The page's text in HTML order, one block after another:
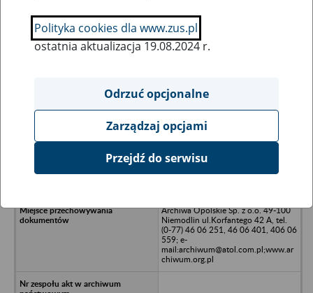
SZUKAJ
Ukryj wszystkie pozycje bazy
Międzykółkowa Baza Maszynowa w
Archiwa Opolskie Sp. z o.o. 49-100
Niemodlin ul.Korfantego 42 A, tel.
(0-77) 46 06 251, 46 06 401, 406 06
559; e-
mail:archiwum@atol.com.pl;www.ar
chiwum.org.pl
Polityka cookies dla www.zus.pl
ostatnia aktualizacja 19.08.2024 r.
Odrzuć opcjonalne
Zarządzaj opcjami
Przejdź do serwisu